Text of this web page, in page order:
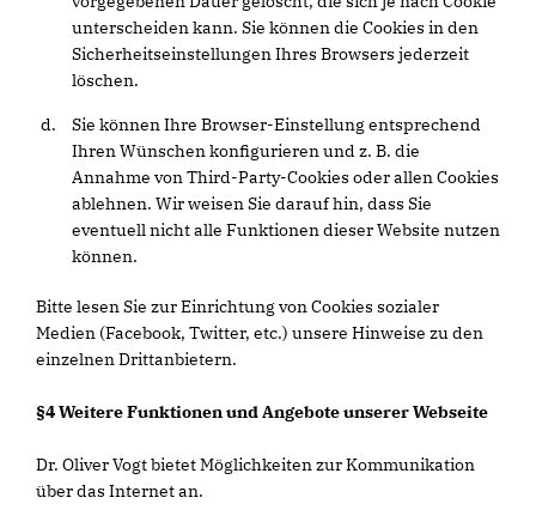
unterscheiden kann. Sie können die Cookies in den
Sicherheitseinstellungen Ihres Browsers jederzeit
löschen.
Sie können Ihre Browser-Einstellung entsprechend
Ihren Wünschen konfigurieren und z. B. die
Annahme von Third-Party-Cookies oder allen Cookies
ablehnen. Wir weisen Sie darauf hin, dass Sie
eventuell nicht alle Funktionen dieser Website nutzen
können.
Bitte lesen Sie zur Einrichtung von Cookies sozialer
Medien (Facebook, Twitter, etc.) unsere Hinweise zu den
einzelnen Drittanbietern.
§4 Weitere Funktionen und Angebote unserer Webseite
Dr. Oliver Vogt bietet Möglichkeiten zur Kommunikation
über das Internet an.